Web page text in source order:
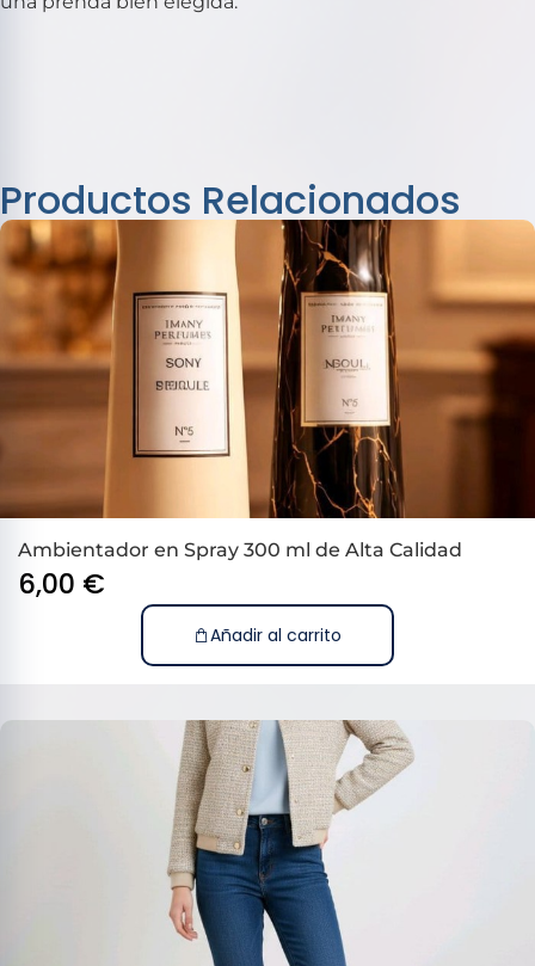
Productos Relacionados
Ambientador en Spray 300 ml de Alta Calidad
6,00 €
Añadir al carrito